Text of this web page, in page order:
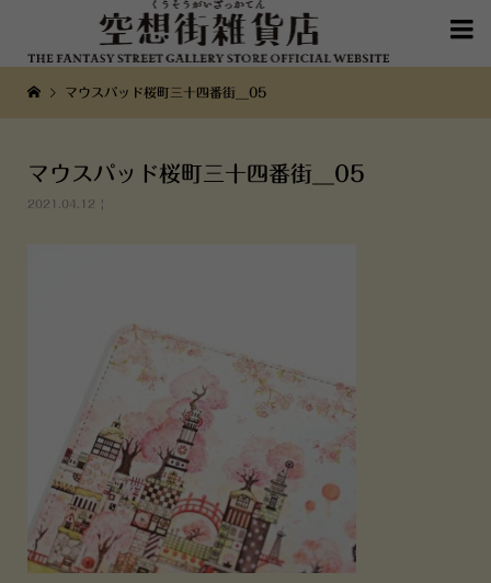

マウスパッド桜町三十四番街__05
マウスパッド桜町三十四番街__05
2021.04.12